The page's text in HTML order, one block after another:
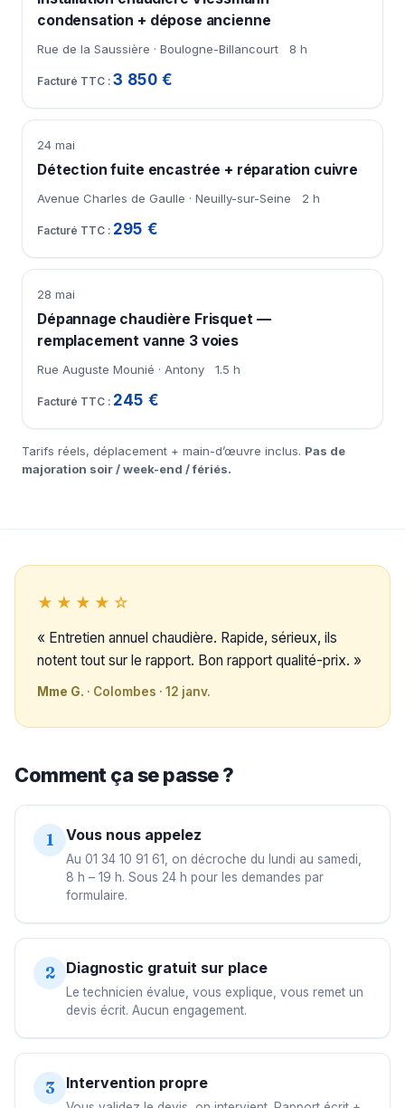
condensation + dépose ancienne
Rue de la Saussière · Boulogne-Billancourt 8 h
3 850 €
24 mai
Détection fuite encastrée + réparation cuivre
Avenue Charles de Gaulle · Neuilly-sur-Seine 2 h
295 €
28 mai
Dépannage chaudière Frisquet —
remplacement vanne 3 voies
Rue Auguste Mounié · Antony 1.5 h
245 €
Tarifs réels, déplacement + main-d’œuvre inclus. Pas de
majoration soir / week-end / fériés.
★★★★☆
« Entretien annuel chaudière. Rapide, sérieux, ils
notent tout sur le rapport. Bon rapport qualité-prix. »
Mme G. · Colombes · 12 janv.
Comment ça se passe ?
1 Vous nous appelez
Au 01 34 10 91 61, on décroche du lundi au samedi,
8 h – 19 h. Sous 24 h pour les demandes par
formulaire.
2 Diagnostic gratuit sur place
Le technicien évalue, vous explique, vous remet un
devis écrit. Aucun engagement.
3 Intervention propre